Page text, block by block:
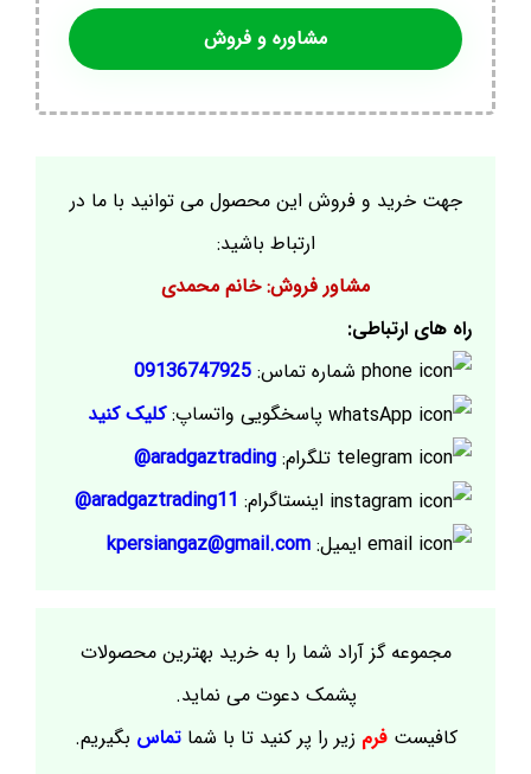
مشاوره و فروش
جهت خرید و فروش این محصول می توانید با ما در
ارتباط باشید:
مشاور فروش: خانم محمدی
راه های ارتباطی:
شماره تماس: 09136747925
پاسخگویی واتساپ:کلیک کنید
تلگرام: aradgaztrading@
اینستاگرام: aradgaztrading11@
ایمیل: kpersiangaz@gmail.com
مجموعه گز آراد شما را به خرید بهترین محصولات
پشمک دعوت می نماید.
کافیستفرم زیر را پر کنید تا با شماتماس بگیریم.